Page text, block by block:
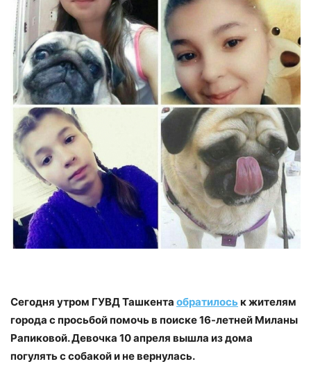
Сегодня утром ГУВД Ташкента обратилось к жителям
города с просьбой помочь в поиске 16-летней Миланы
Рапиковой. Девочка 10 апреля вышла из дома
погулять с собакой и не вернулась.